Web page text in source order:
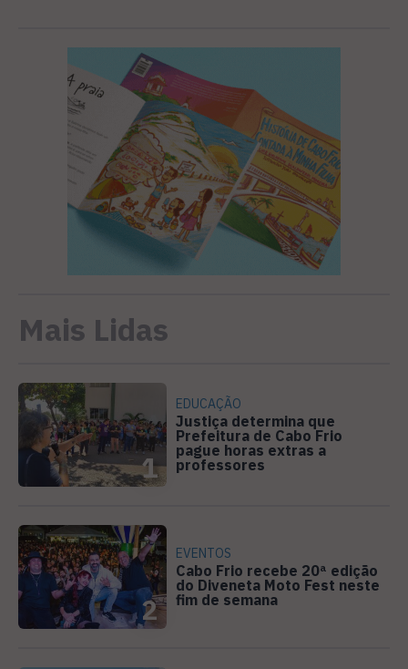
Mais Lidas
1
EDUCAÇÃO
Justiça determina que
Prefeitura de Cabo Frio
pague horas extras a
professores
2
EVENTOS
Cabo Frio recebe 20ª edição
do Diveneta Moto Fest neste
fim de semana